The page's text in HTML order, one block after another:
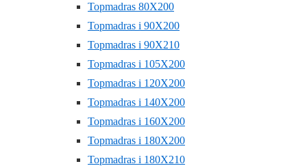
Topmadras 80X200
Topmadras i 90X200
Topmadras i 90X210
Topmadras i 105X200
Topmadras i 120X200
Topmadras i 140X200
Topmadras i 160X200
Topmadras i 180X200
Topmadras i 180X210